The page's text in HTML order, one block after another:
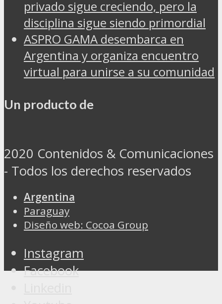
privado sigue creciendo, pero la
disciplina sigue siendo primordial
ASPRO GAMA desembarca en
Argentina y organiza encuentro
virtual para unirse a su comunidad
Un producto de
2020 Contenidos & Comunicaciones
- Todos los derechos reservados
Argentina
Paraguay
Diseño web: Cocoa Group
Instagram
Facebook